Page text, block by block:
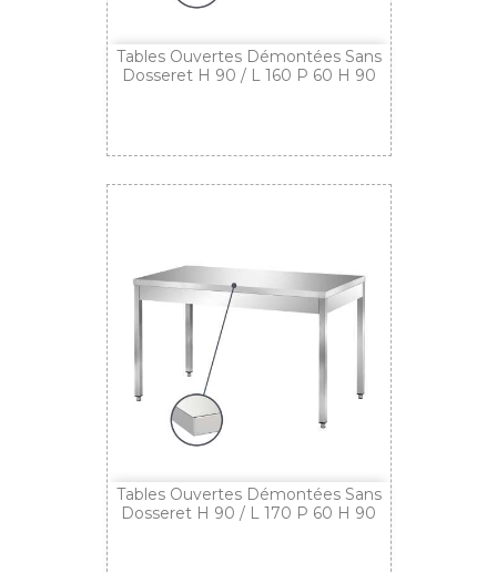
Tables Ouvertes Démontées Sans
Dosseret H 90 / L 160 P 60 H 90
Tables Ouvertes Démontées Sans
Dosseret H 90 / L 170 P 60 H 90